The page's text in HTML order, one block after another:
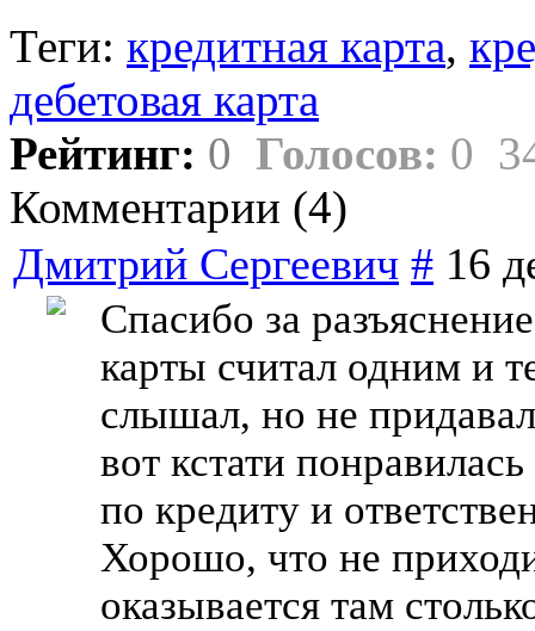
Теги: кредитная карта,
дебетовая карта
Рейтинг: 0 Голосов: 0
Комментарии (4)
Дмитрий Сергеевич # 16
Спасибо за
карты считал одним и
слышал, но не
вот кстати
по кредиту и
Хорошо, что не
оказывается там